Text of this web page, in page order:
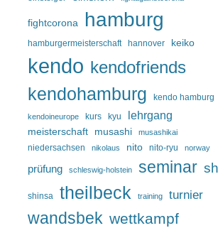
fightcorona hamburg
hamburgermeisterschaft hannover keiko
kendo kendofriends
kendohamburg kendo hamburg
kendoineurope kurs kyu lehrgang
meisterschaft musashi musashikai
niedersachsen nikolaus nito nito-ryu norway
prüfung schleswig-holstein seminar
shinsa theilbeck training turnier
wandsbek wettkampf